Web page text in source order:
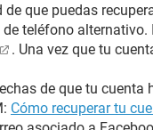
que puedas
de teléfono
. Una vez que tu
de que tu
Cómo recuperar tu